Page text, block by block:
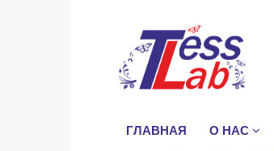
ГЛАВНАЯ О НАС